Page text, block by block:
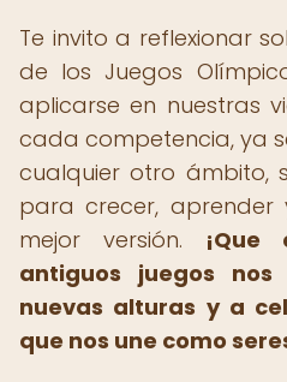
Te invito a reflexionar
de los Juegos
aplicarse en nuestras
cada competencia, ya
cualquier otro ámbito,
para crecer, aprender
mejor versión.
antiguos juegos
nuevas alturas y a
que nos une como